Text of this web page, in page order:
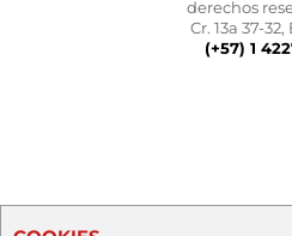
derechos
Cr. 13a 37-
(+57) 1